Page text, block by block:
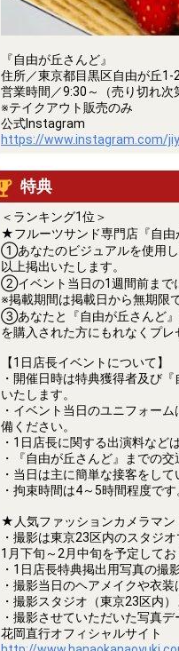
『自由が丘さんど』
住所／東京都目黒区自由が丘1-
営業時間／9:30～（売り切れ次
※テイクアウト販売のみ
公式Instagram
https://www.instagram.com/
特典
＜ランキング1位＞
★フルーツサンド専門店『自由
①あなたのビジュアルを使用し
以上掲出いたします。
②イベント当日の1週間前まで
※掲載期間は掲載日から無期限で
③あなたと『自由が丘さんど』
を購入された方にもれなくプレ
【1日店長イベントについて】
・開催日時は特典獲得者及び
いたします。
・イベント当日のユニフォー
備ください。
・1日店長に関する出演料など
・『自由が丘さんど』までの
・当日は主に簡単な接客をし
・拘束時間は4～5時間程度です
★人気ファッションカメラマン
・撮影は東京23区内のスタジ
1月下旬～2月中旬を予定してお
・1日店長特典掲出用写真の撮
・撮影当日のヘアメイクや衣
・撮影スタジオ（東京23区内
・撮影させていただいた写真
花岡直行オフィシャルサイト